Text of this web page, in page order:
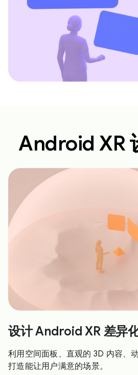
Android XR
设计 Android XR 差异
利用空间面板、直观的 3D 内容、
打造能让用户满意的场景。